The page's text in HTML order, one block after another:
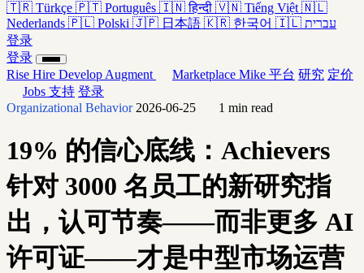
🇹🇷 Türkçe 🇵🇹 Português 🇮🇳 हिन्दी 🇻🇳 Tiếng Việt 🇳🇱
Nederlands 🇵🇱 Polski 🇯🇵 日本語 🇰🇷 한국어 🇮🇱 עברית
登录
登录
Rise Hire Develop Augment Marketplace Mike 平台 研究 定价
Jobs 支持 登录
Organizational Behavior 2026-06-25 1 min read
19% 的信心底线：Achievers
针对 3000 名员工的新研究指
出，认可节奏——而非更多 AI
许可证——才是中型市场运营